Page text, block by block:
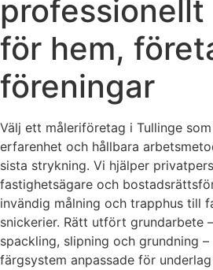
professionellt
för hem,
föreningar
Välj ett måleriföretag i Tullinge
erfarenhet och hållbara
sista strykning. Vi hjälper
fastighetsägare och
invändig målning och trapphus till
snickerier. Rätt utfört grundarbete
spackling, slipning och grundning
färgsystem anpassade för